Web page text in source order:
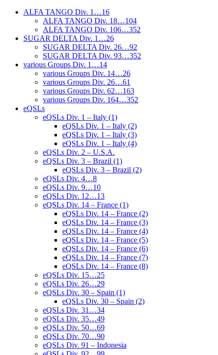
ALFA TANGO Div. 1…16
ALFA TANGO Div. 18…104
ALFA TANGO Div. 106…352
SUGAR DELTA Div. 1…26
SUGAR DELTA Div. 26…92
SUGAR DELTA Div. 93…352
various Groups Div. 1…14
various Groups Div. 14…26
various Groups Div. 26…61
various Groups Div. 62…163
various Groups Div. 164…352
eQSLs
eQSLs Div. 1 – Italy (1)
eQSLs Div. 1 – Italy (2)
eQSLs Div. 1 – Italy (3)
eQSLs Div. 1 – Italy (4)
eQSLs Div. 2 – U.S.A.
eQSLs Div. 3 – Brazil (1)
eQSLs Div. 3 – Brazil (2)
eQSLs Div. 4…8
eQSLs Div. 9…10
eQSLs Div. 12…13
eQSLs Div. 14 – France (1)
eQSLs Div. 14 – France (2)
eQSLs Div. 14 – France (3)
eQSLs Div. 14 – France (4)
eQSLs Div. 14 – France (5)
eQSLs Div. 14 – France (6)
eQSLs Div. 14 – France (7)
eQSLs Div. 14 – France (8)
eQSLs Div. 15…25
eQSLs Div. 26…29
eQSLs Div. 30 – Spain (1)
eQSLs Div. 30 – Spain (2)
eQSLs Div. 31…34
eQSLs Div. 35…49
eQSLs Div. 50…69
eQSLs Div. 70…90
eQSLs Div. 91 – Indonesia